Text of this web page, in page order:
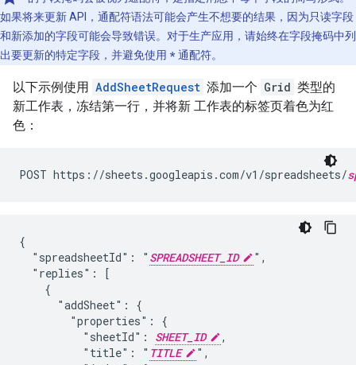
如果将来更新 API，通配符语法可能会产生不想要的结果，因为只读字段
和新添加的字段可能会导致错误。对于生产应用，请始终在字段掩码中列
出要更新的特定字段，并避免使用 * 通配符。
以下示例使用 AddSheetRequest 添加一个 Grid 类型的
新工作表，冻结第一行，并将新 工作表的标签页着色为红
色：
POST https://sheets.googleapis.com/v1/spreadsheets/
{
  "spreadsheetId": "
SPREADSHEET_ID
",
  "replies": [
    {
      "addSheet": {
        "properties": {
          "sheetId":
SHEET_ID
,
          "title": "
TITLE
",